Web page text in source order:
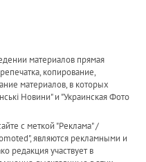
материалов прямая
копирование,
материалов, в которых
Новини" и "Украинская Фото
с меткой "Реклама" /
являются рекламными и
редакция участвует в